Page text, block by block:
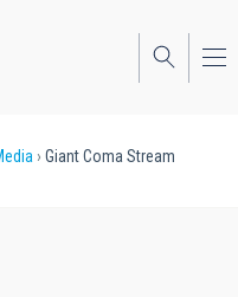
Giant Coma Stream